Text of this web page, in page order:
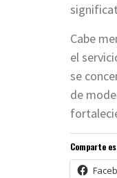
Cabe
el
se
de
Comparte